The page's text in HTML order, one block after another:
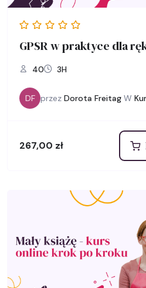
GPSR w praktyce dla
40 3H
DF przez Dorota Freitag W
267,00 zł